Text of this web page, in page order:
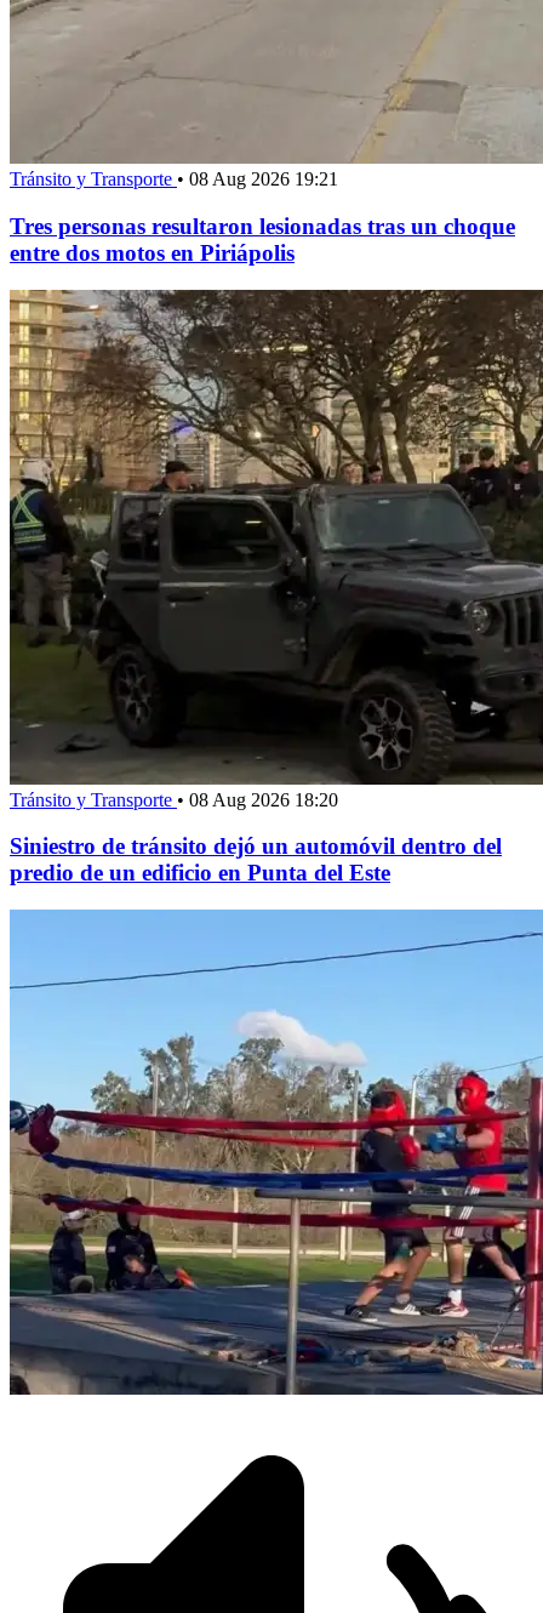
Tránsito y Transporte • 08 Aug 2026 19:21
Tres personas resultaron lesionadas tras un choque
entre dos motos en Piriápolis
Tránsito y Transporte • 08 Aug 2026 18:20
Siniestro de tránsito dejó un automóvil dentro del
predio de un edificio en Punta del Este